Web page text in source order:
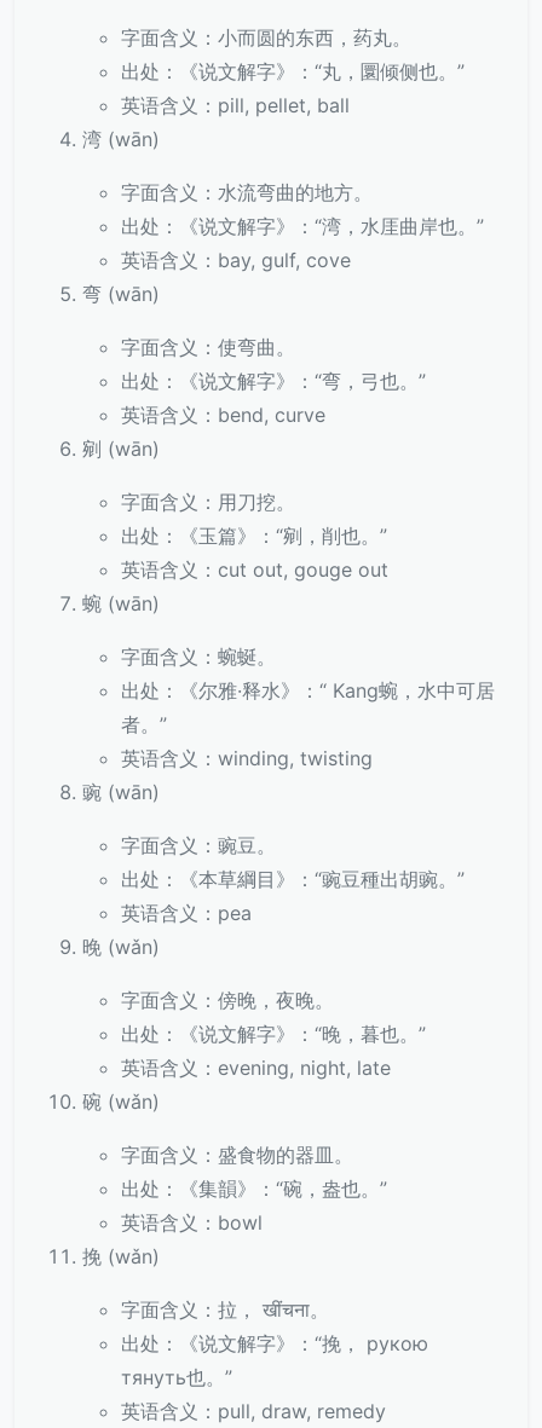
字面含义：小而圆的东西，药丸。
出处：《说文解字》：“丸，圜倾侧也。”
英语含义：pill, pellet, ball
湾 (wān)
字面含义：水流弯曲的地方。
出处：《说文解字》：“湾，水厓曲岸也。”
英语含义：bay, gulf, cove
弯 (wān)
字面含义：使弯曲。
出处：《说文解字》：“弯，弓也。”
英语含义：bend, curve
剜 (wān)
字面含义：用刀挖。
出处：《玉篇》：“剜，削也。”
英语含义：cut out, gouge out
蜿 (wān)
字面含义：蜿蜒。
出处：《尔雅·释水》：“ Kang蜿，水中可居
者。”
英语含义：winding, twisting
豌 (wān)
字面含义：豌豆。
出处：《本草綱目》：“豌豆種出胡豌。”
英语含义：pea
晚 (wǎn)
字面含义：傍晚，夜晚。
出处：《说文解字》：“晚，暮也。”
英语含义：evening, night, late
碗 (wǎn)
字面含义：盛食物的器皿。
出处：《集韻》：“碗，盎也。”
英语含义：bowl
挽 (wǎn)
字面含义：拉， खींचना。
出处：《说文解字》：“挽， рукою
тянуть也。”
英语含义：pull, draw, remedy